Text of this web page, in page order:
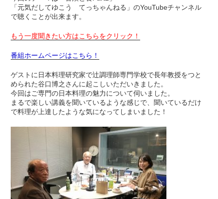
「元気だしてゆこう てっちゃんねる」のYouTubeチャンネル
で聴くことが出来ます。
もう一度聞きたい方はこちらをクリック！
番組ホームページはこちら！
ゲストに日本料理研究家で辻調理師専門学校で長年教授をつと
められた谷口博之さんに起こしいただいきました。
今回はご専門の日本料理の魅力について伺いました。
まるで楽しい講義を聞いているような感じで、聞いているだけ
で料理が上達したような気になってしまいました！